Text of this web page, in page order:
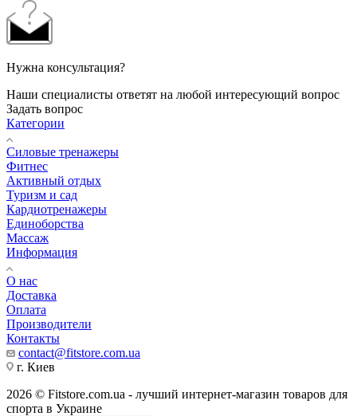
Нужна консультация?
Наши специалисты ответят на любой интересующий вопрос
Задать вопрос
Категории
Силовые тренажеры
Фитнес
Активный отдых
Туризм и сад
Кардиотренажеры
Единоборства
Массаж
Информация
О нас
Доставка
Оплата
Производители
Контакты
contact@fitstore.com.ua
г. Киев
2026 © Fitstore.com.ua - лучший интернет-магазин товаров для
спорта в Украине